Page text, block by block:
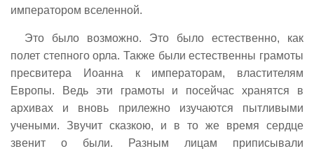
императором вселенной.
Это было возможно. Это было естественно, как
полет степного орла. Также были естественны грамоты
пресвитера Иоанна к императорам, властителям
Европы. Ведь эти грамоты и посейчас хранятся в
архивах и вновь прилежно изучаются пытливыми
учеными. Звучит сказкою, и в то же время сердце
звенит о были. Разным лицам приписывали